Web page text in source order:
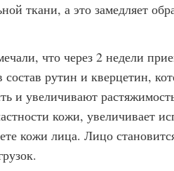
ткани, а это замедляет
что через 2 недели
рутин и кверцетин,
и увеличивают
кожи, увеличивает
кожи лица. Лицо